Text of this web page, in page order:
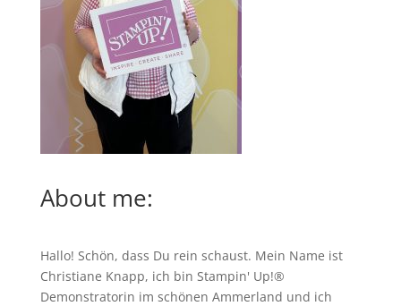
About me:
Hallo! Schön, dass Du rein schaust. Mein Name ist
Christiane Knapp, ich bin Stampin' Up!®
Demonstratorin im schönen Ammerland und ich